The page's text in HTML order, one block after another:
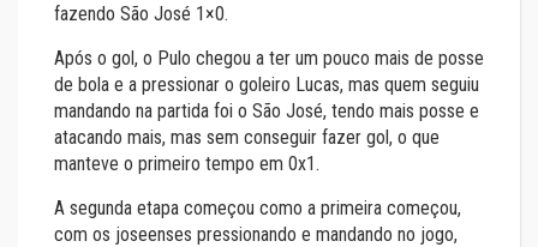
fazendo São José 1×0.
Após o gol, o Pulo chegou a ter um pouco mais de posse
de bola e a pressionar o goleiro Lucas, mas quem seguiu
mandando na partida foi o São José, tendo mais posse e
atacando mais, mas sem conseguir fazer gol, o que
manteve o primeiro tempo em 0x1.
A segunda etapa começou como a primeira começou,
com os joseenses pressionando e mandando no jogo,